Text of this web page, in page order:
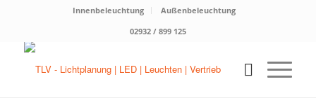
Innenbeleuchtung
Außenbeleuchtung
02932 / 899 125